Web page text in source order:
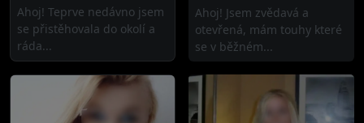
Ahoj! Teprve nedávno jsem
se přistěhovala do okolí a
ráda...
Ahoj! Jsem zvědavá a
otevřená, mám touhy které
se v běžném...